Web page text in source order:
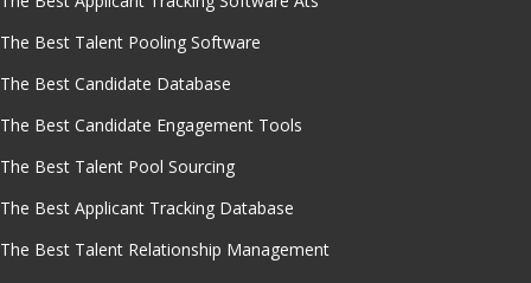
The Best Talent Pooling Software
The Best Candidate Database
The Best Candidate Engagement Tools
The Best Talent Pool Sourcing
The Best Applicant Tracking Database
The Best Talent Relationship Management